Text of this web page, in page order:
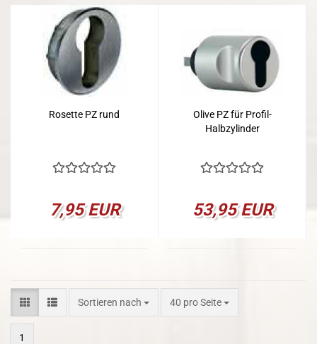
Rosette PZ rund
7,95 EUR
Olive PZ für Profil-
Halbzylinder
53,95 EUR
Sortieren nach
Sortieren nach 40 pro Seite
pro Seite
1